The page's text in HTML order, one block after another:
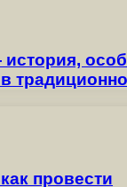
провести